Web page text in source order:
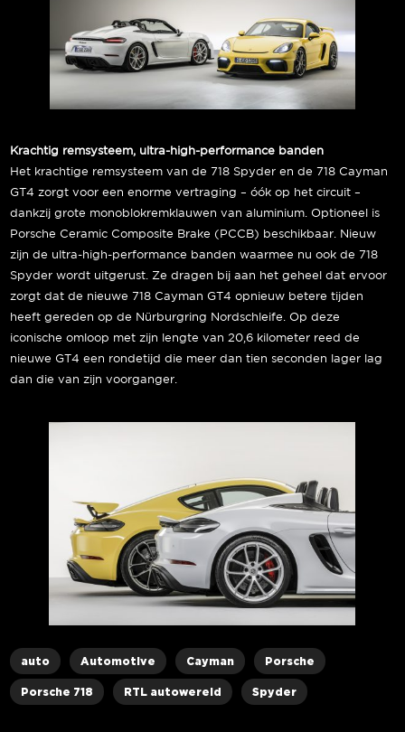
Krachtig remsysteem, ultra-high-performance banden
Het krachtige remsysteem van de 718 Spyder en de 718 Cayman
GT4 zorgt voor een enorme vertraging – óók op het circuit –
dankzij grote monoblokremklauwen van aluminium. Optioneel is
Porsche Ceramic Composite Brake (PCCB) beschikbaar. Nieuw
zijn de ultra-high-performance banden waarmee nu ook de 718
Spyder wordt uitgerust. Ze dragen bij aan het geheel dat ervoor
zorgt dat de nieuwe 718 Cayman GT4 opnieuw betere tijden
heeft gereden op de Nürburgring Nordschleife. Op deze
iconische omloop met zijn lengte van 20,6 kilometer reed de
nieuwe GT4 een rondetijd die meer dan tien seconden lager lag
dan die van zijn voorganger.
auto Automotive Cayman Porsche
Porsche 718 RTL autowereld Spyder